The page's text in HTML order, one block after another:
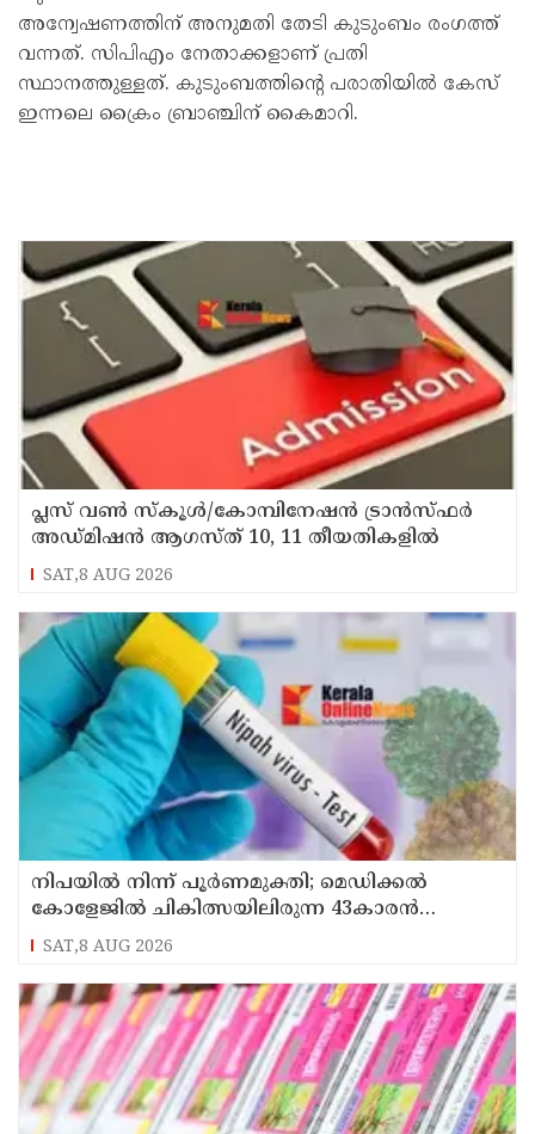
അന്വേഷണത്തിന് അനുമതി തേടി കുടുംബം രംഗത്ത്
വന്നത്. സിപിഎം നേതാക്കളാണ് പ്രതി
സ്ഥാനത്തുള്ളത്. കുടുംബത്തിൻ്റെ പരാതിയിൽ കേസ്
ഇന്നലെ ക്രൈം ബ്രാഞ്ചിന് കൈമാറി.
പ്ലസ് വൺ സ്‌കൂൾ/കോമ്പിനേഷൻ ട്രാൻസ്ഫർ
അഡ്മിഷൻ ആഗസ്ത് 10, 11 തീയതികളിൽ
SAT,8 AUG 2026
നിപയിൽ നിന്ന് പൂർണമുക്തി; മെഡിക്കൽ
കോളേജിൽ ചികിത്സയിലിരുന്ന 43കാരൻ
വീട്ടിലേക്ക് മടങ്ങി
SAT,8 AUG 2026